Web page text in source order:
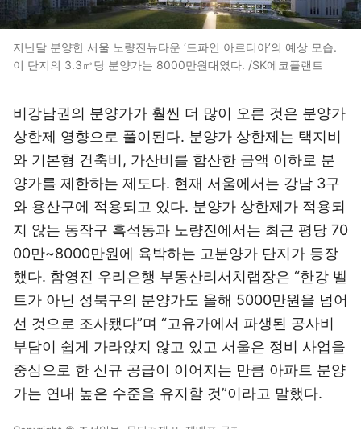
지난달 분양한 서울 노량진뉴타운 ‘드파인 아르티아’의 예상 모습.
이 단지의 3.3㎡당 분양가는 8000만원대였다. /SK에코플랜트
비강남권의 분양가가 훨씬 더 많이 오른 것은 분양가
상한제 영향으로 풀이된다. 분양가 상한제는 택지비
와 기본형 건축비, 가산비를 합산한 금액 이하로 분
양가를 제한하는 제도다. 현재 서울에서는 강남 3구
와 용산구에 적용되고 있다. 분양가 상한제가 적용되
지 않는 동작구 흑석동과 노량진에서는 최근 평당 70
00만~8000만원에 육박하는 고분양가 단지가 등장
했다. 함영진 우리은행 부동산리서치랩장은 “한강 벨
트가 아닌 성북구의 분양가도 올해 5000만원을 넘어
선 것으로 조사됐다”며 “고유가에서 파생된 공사비
부담이 쉽게 가라앉지 않고 있고 서울은 정비 사업을
중심으로 한 신규 공급이 이어지는 만큼 아파트 분양
가는 연내 높은 수준을 유지할 것”이라고 말했다.